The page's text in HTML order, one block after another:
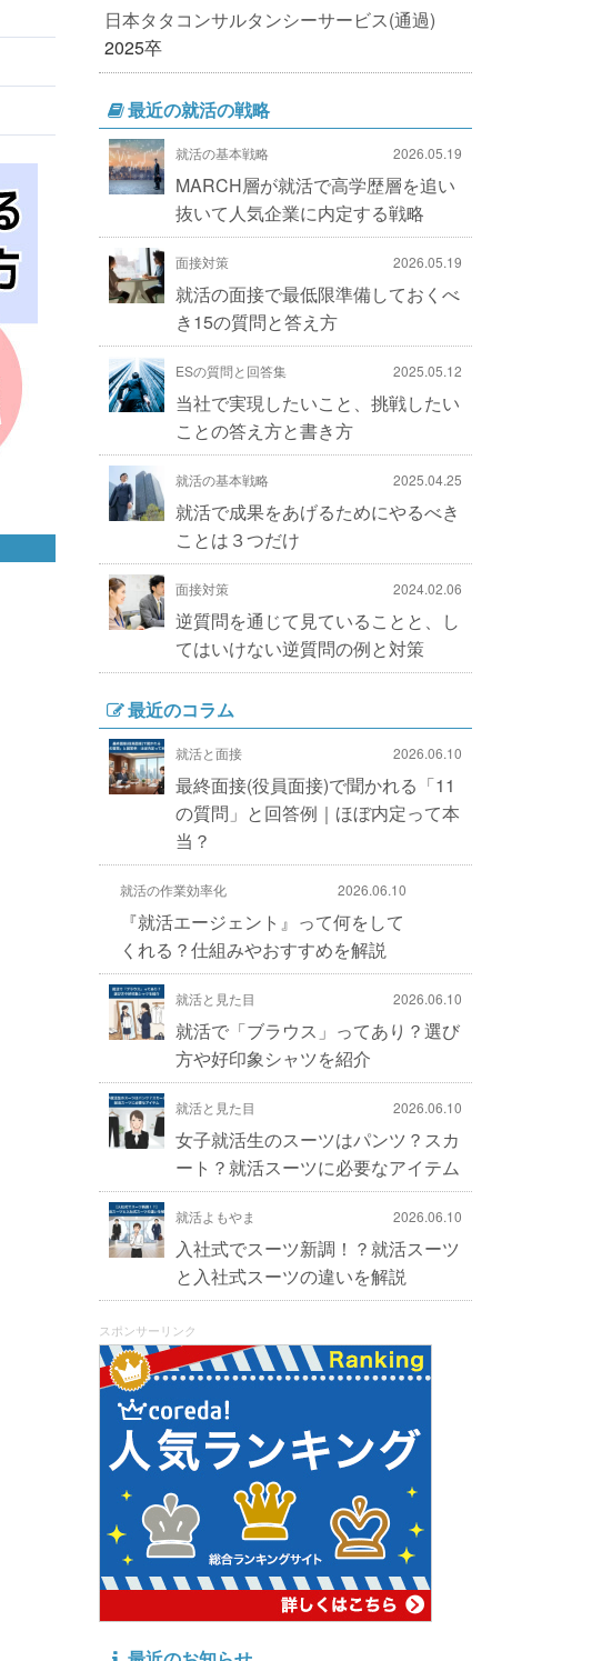
日本タタコンサルタンシーサービス(通過)
2025卒
最近の就活の戦略
就活の基本戦略 2026.05.19
MARCH層が就活で高学歴層を追い
抜いて人気企業に内定する戦略
面接対策 2026.05.19
就活の面接で最低限準備しておくべ
き15の質問と答え方
ESの質問と回答集 2025.05.12
当社で実現したいこと、挑戦したい
ことの答え方と書き方
就活の基本戦略 2025.04.25
就活で成果をあげるためにやるべき
ことは３つだけ
面接対策 2024.02.06
逆質問を通じて見ていることと、し
てはいけない逆質問の例と対策
最近のコラム
就活と面接 2026.06.10
最終面接(役員面接)で聞かれる「11
の質問」と回答例｜ほぼ内定って本
当？
就活の作業効率化 2026.06.10
『就活エージェント』って何をして
くれる？仕組みやおすすめを解説
就活と見た目 2026.06.10
就活で「ブラウス」ってあり？選び
方や好印象シャツを紹介
就活と見た目 2026.06.10
女子就活生のスーツはパンツ？スカ
ート？就活スーツに必要なアイテム
就活よもやま 2026.06.10
入社式でスーツ新調！？就活スーツ
と入社式スーツの違いを解説
スポンサーリンク